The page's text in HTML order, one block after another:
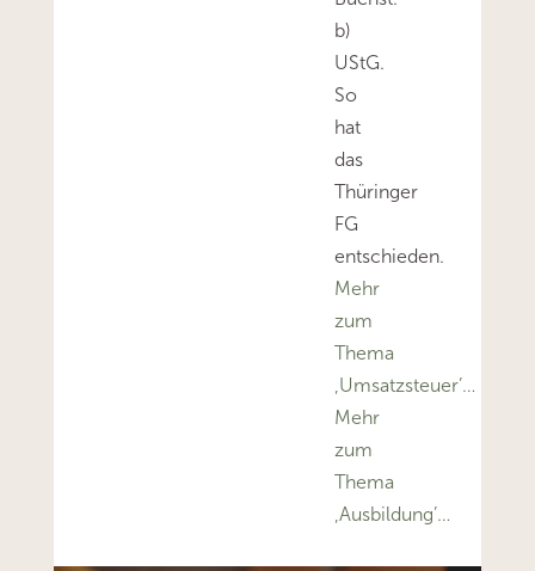
b)
UStG.
So
hat
das
Thüringer
FG
entschieden.
Mehr
zum
Thema
‚Umsatzsteuer’…
Mehr
zum
Thema
‚Ausbildung’…